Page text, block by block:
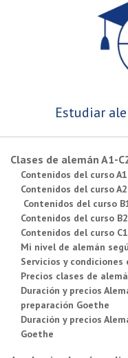
Estudiar
Clases de alemán A1-
Contenidos del curso
Contenidos del curso
Contenidos del curso
Contenidos del curso
Contenidos del curso
Mi nivel de alemán
Servicios y
Precios clases de
Duración y precios
preparación Goethe
Duración y precios
Goethe